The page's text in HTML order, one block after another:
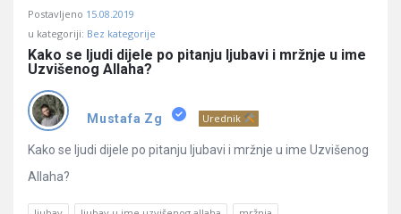
Učene
Latest
Pitanja
Postavljeno 15.08.2019
u kategoriji: Bez kategorije
Kako se ljudi dijele po pitanju ljubavi i mržnje u ime
Uzvišenog Allaha?
Mustafa Zg Urednik
Kako se ljudi dijele po pitanju ljubavi i mržnje u ime Uzvišenog
Allaha?